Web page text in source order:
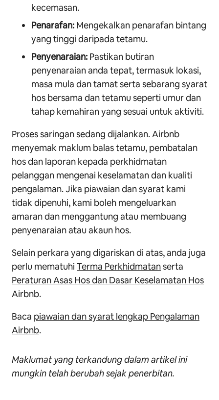
kecemasan.
Penarafan: Mengekalkan penarafan bintang
yang tinggi daripada tetamu.
Penyenaraian: Pastikan butiran
penyenaraian anda tepat, termasuk lokasi,
masa mula dan tamat serta sebarang syarat
hos bersama dan tetamu seperti umur dan
tahap kemahiran yang sesuai untuk aktiviti.
Proses saringan sedang dijalankan. Airbnb
menyemak maklum balas tetamu, pembatalan
hos dan laporan kepada perkhidmatan
pelanggan mengenai keselamatan dan kualiti
pengalaman. Jika piawaian dan syarat kami
tidak dipenuhi, kami boleh mengeluarkan
amaran dan menggantung atau membuang
penyenaraian atau akaun hos.
Selain perkara yang digariskan di atas, anda juga
perlu mematuhi Terma Perkhidmatan serta
Peraturan Asas Hos dan Dasar Keselamatan Hos
Airbnb.
Baca piawaian dan syarat lengkap Pengalaman
Airbnb.
Maklumat yang terkandung dalam artikel ini
mungkin telah berubah sejak penerbitan.